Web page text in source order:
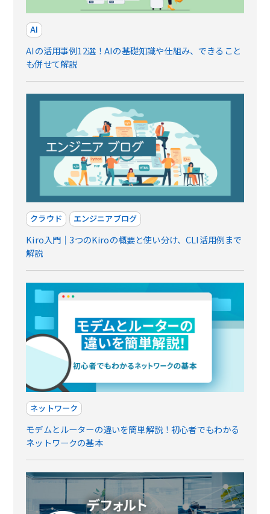
AI
AIの活用事例12選！AIの基礎知識や仕組み、できること
も併せて解説
クラウド エンジニアブログ
Kiro入門｜3つのKiroの概要と使い分け、CLI活用例まで
解説
ネットワーク
モデムとルーターの違いを簡単解説！初心者でもわかる
ネットワークの基本